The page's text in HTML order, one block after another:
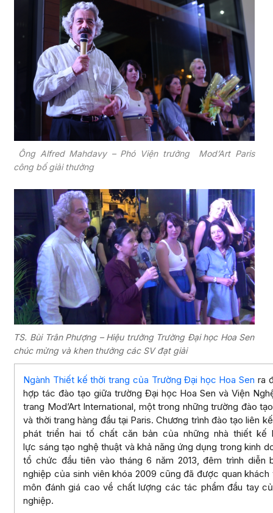
Ông Alfred Mahdavy – Phó Viện trưởng Mod’Art Paris
công bố giải thưởng
TS. Bùi Trân Phượng – Hiệu trưởng Trường Đại học Hoa Sen
chúc mừng và khen thưởng các SV đạt giải
Ngành Thiết kế thời trang của Trường Đại học Hoa Sen ra
hợp tác đào tạo giữa trường Đại học Hoa Sen và Viện
trang Mod’Art International, một trong những trường đào
và thời trang hàng đầu tại Paris. Chương trình đào tạo liên
phát triển hai tố chất căn bản của những nhà thiết kế
lực sáng tạo nghệ thuật và khả năng ứng dụng trong kinh
tổ chức đầu tiên vào tháng 6 năm 2013, đêm trình diễn
nghiệp của sinh viên khóa 2009 cũng đã được quan khách
môn đánh giá cao về chất lượng các tác phẩm đầu tay
nghiệp.